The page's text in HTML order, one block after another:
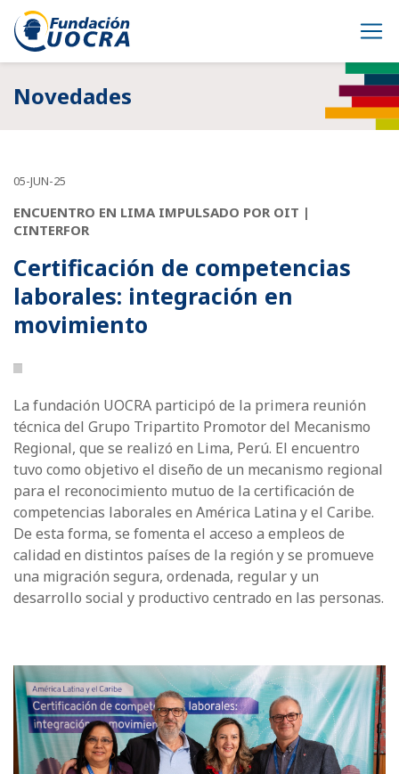
Novedades
05-JUN-25
ENCUENTRO EN LIMA IMPULSADO POR OIT |
CINTERFOR
Certificación de competencias
laborales: integración en
movimiento
La fundación UOCRA participó de la primera reunión
técnica del Grupo Tripartito Promotor del Mecanismo
Regional, que se realizó en Lima, Perú. El encuentro
tuvo como objetivo el diseño de un mecanismo regional
para el reconocimiento mutuo de la certificación de
competencias laborales en América Latina y el Caribe.
De esta forma, se fomenta el acceso a empleos de
calidad en distintos países de la región y se promueve
una migración segura, ordenada, regular y un
desarrollo social y productivo centrado en las personas.